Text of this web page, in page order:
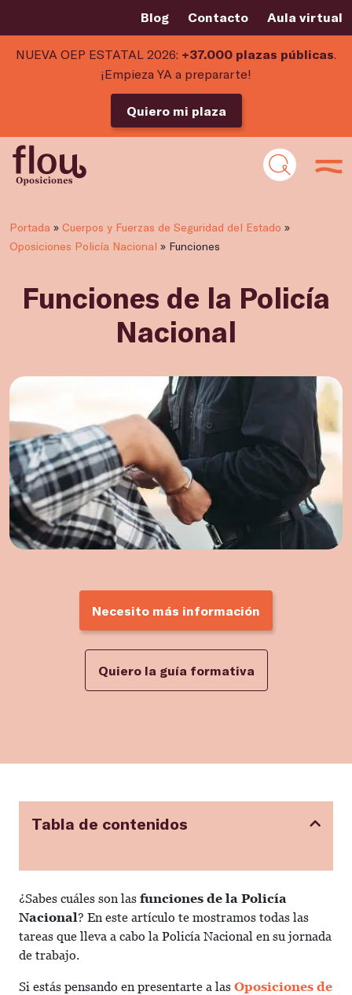
Blog Contacto Aula virtual
NUEVA OEP ESTATAL 2026: +37.000 plazas públicas.
¡Empieza YA a prepararte!
Quiero mi plaza
Portada » Cuerpos y Fuerzas de Seguridad del Estado »
Oposiciones Policía Nacional » Funciones
Funciones de la Policía
Nacional
Necesito más información
Quiero la guía formativa
Tabla de contenidos
¿Sabes cuáles son las funciones de la Policía
Nacional? En este artículo te mostramos todas las
tareas que lleva a cabo la Policía Nacional en su jornada
de trabajo.
Si estás pensando en presentarte a las Oposiciones de